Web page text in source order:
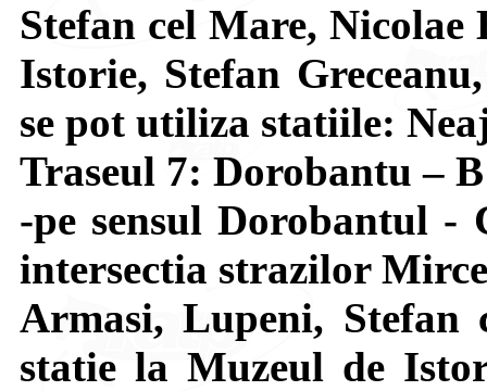
Stefan cel Mare, Nicolae
Istorie, Stefan
se pot utiliza statiile:
Traseul 7: Dorobantu –
-pe sensul Dorobantul -
intersectia strazilor
Armasi, Lupeni, Stefan
statie la Muzeul de